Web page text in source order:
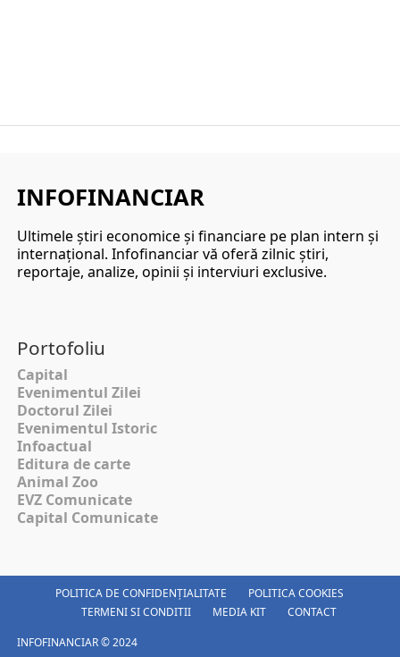
INFOFINANCIAR
Ultimele ştiri economice şi financiare pe plan intern şi
internaţional. Infofinanciar vă oferă zilnic ştiri,
reportaje, analize, opinii şi interviuri exclusive.
Portofoliu
Capital
Evenimentul Zilei
Doctorul Zilei
Evenimentul Istoric
Infoactual
Editura de carte
Animal Zoo
EVZ Comunicate
Capital Comunicate
POLITICA DE CONFIDENȚIALITATE
POLITICA COOKIES
TERMENI SI CONDITII
MEDIA KIT
CONTACT
INFOFINANCIAR © 2024